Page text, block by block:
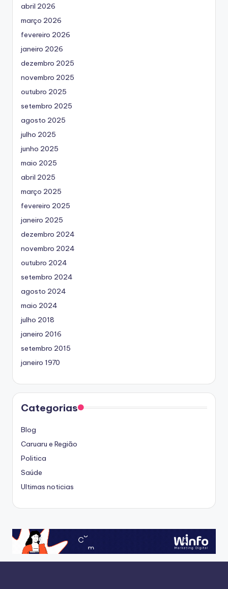
abril 2026
março 2026
fevereiro 2026
janeiro 2026
dezembro 2025
novembro 2025
outubro 2025
setembro 2025
agosto 2025
julho 2025
junho 2025
maio 2025
abril 2025
março 2025
fevereiro 2025
janeiro 2025
dezembro 2024
novembro 2024
outubro 2024
setembro 2024
agosto 2024
maio 2024
julho 2018
janeiro 2016
setembro 2015
janeiro 1970
Categorias
Blog
Caruaru e Região
Politica
Saúde
Ultimas noticias